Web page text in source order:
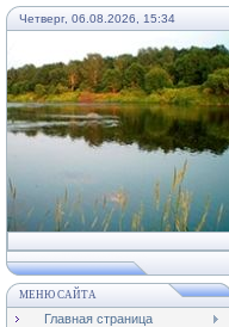
Четверг, 06.08.2026, 15:34
МЕНЮ САЙТА
Главная страница